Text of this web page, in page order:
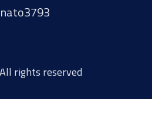
rights reserved